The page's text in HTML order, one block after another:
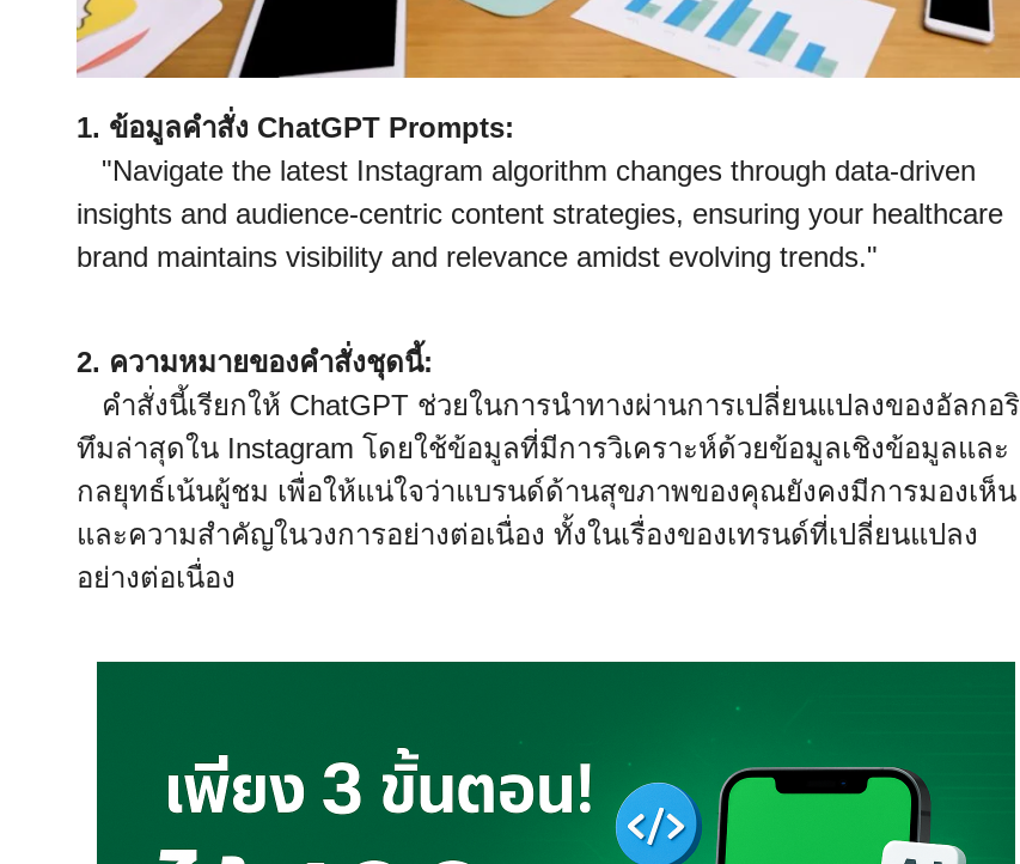
1. ข้อมูลคำสั่ง ChatGPT Prompts:
"Navigate the latest Instagram algorithm changes through data-driven
insights and audience-centric content strategies, ensuring your healthcare
brand maintains visibility and relevance amidst evolving trends."
2. ความหมายของคำสั่งชุดนี้:
คำสั่งนี้เรียกให้ ChatGPT ช่วยในการนำทางผ่านการเปลี่ยนแปลงของอัลกอริ
ทึมล่าสุดใน Instagram โดยใช้ข้อมูลที่มีการวิเคราะห์ด้วยข้อมูลเชิงข้อมูลและ
กลยุทธ์เน้นผู้ชม เพื่อให้แน่ใจว่าแบรนด์ด้านสุขภาพของคุณยังคงมีการมองเห็น
และความสำคัญในวงการอย่างต่อเนื่อง ทั้งในเรื่องของเทรนด์ที่เปลี่ยนแปลง
อย่างต่อเนื่อง